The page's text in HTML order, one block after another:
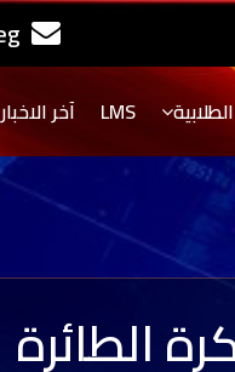
LMS آخر الاخبار
الطائرة